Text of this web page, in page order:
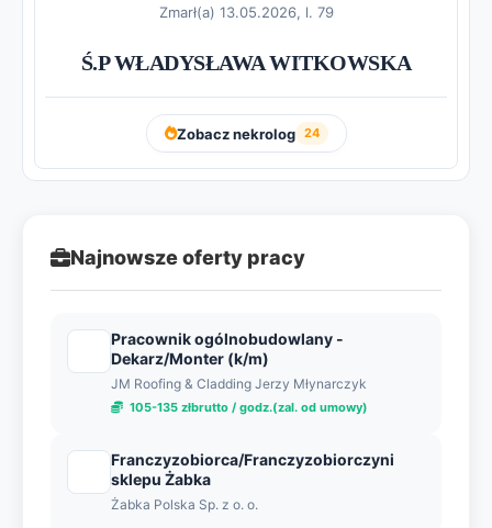
Zmarł(a) 13.05.2026, l. 79
Ś.P WŁADYSŁAWA WITKOWSKA
Zobacz nekrolog 24
Najnowsze oferty pracy
Pracownik ogólnobudowlany -
Dekarz/Monter (k/m)
JM Roofing & Cladding Jerzy Młynarczyk
105-135 złbrutto / godz.(zal. od umowy)
Franczyzobiorca/Franczyzobiorczyni
sklepu Żabka
Żabka Polska Sp. z o. o.